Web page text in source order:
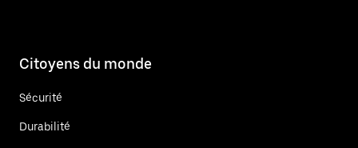
Citoyens du monde
Sécurité
Durabilité